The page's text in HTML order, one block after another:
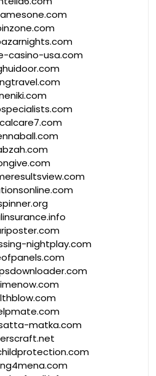
casino-usa.com
nightplay.com
matka.com